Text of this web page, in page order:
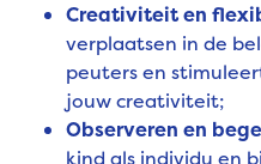
Creativiteit en
verplaatsen in de
peuters en
jouw creativiteit;
Observeren en
kind als individu en